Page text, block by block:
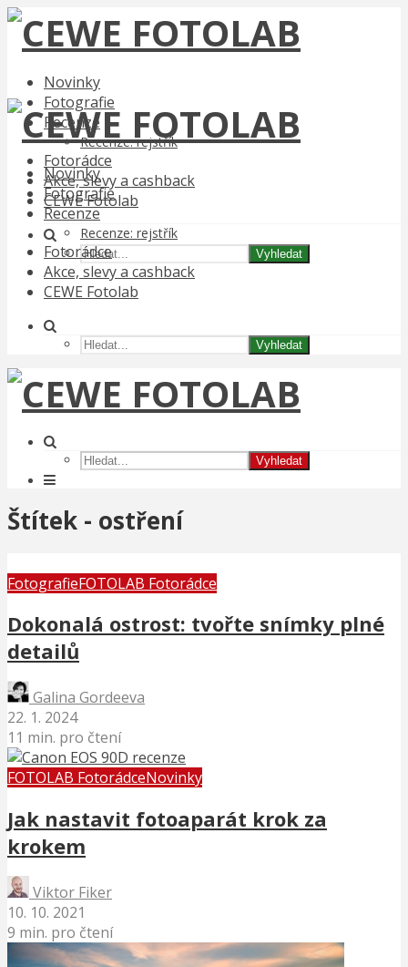
Novinky
Fotografie
Recenze
Recenze: rejstřík
Fotorádce
Akce, slevy a cashback
CEWE Fotolab
Vyhledat
Novinky
Fotografie
Recenze
Recenze: rejstřík
Fotorádce
Akce, slevy a cashback
CEWE Fotolab
Vyhledat
Vyhledat
Štítek - ostření
FotografieFOTOLAB Fotorádce
Dokonalá ostrost: tvořte snímky plné
detailů
Galina Gordeeva
22. 1. 2024
11 min. pro čtení
FOTOLAB FotorádceNovinky
Jak nastavit fotoaparát krok za
krokem
Viktor Fiker
10. 10. 2021
9 min. pro čtení